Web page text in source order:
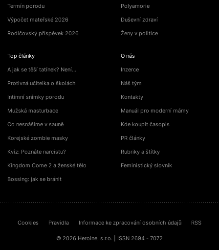
Termín porodu
Výpočet mateřské 2026
Rodičovský příspěvek 2026
Top články
A jak se těší tatínek? Není…
Protivná učitelka o školách
Intimní snímky porodu
Mužská masturbace
Co nesnášíme v sauně
Korejské zombie masky
Kvíz: Poznáte narcistu?
Kingdom Come 2 a ženské tělo
Bossing: jak se bránit
Polyamorie
Duševní zdraví
Ženy v politice
O nás
Inzerce
Náš tým
Kontakty
Manuál pro moderní mámy
Kde koupit časopis
PR články
Rubriky a štítky
Feministický slovník
Cookies Pravidla Informace ke zpracování osobních údajů RSS
© 2026 Heroine, s.r.o. | ISSN 2694 - 7072